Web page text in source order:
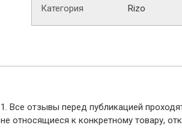
Категория
Rizo
1. Все отзывы перед публикацией
не относящиеся к конкретному товару,